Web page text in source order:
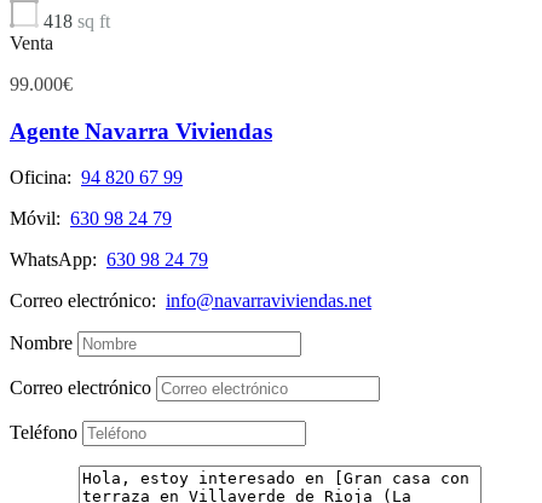
418 sq ft
Venta
99.000€
Agente Navarra Viviendas
Oficina: 94 820 67 99
Móvil: 630 98 24 79
WhatsApp: 630 98 24 79
Correo electrónico: info@navarraviviendas.net
Nombre
Correo electrónico
Teléfono